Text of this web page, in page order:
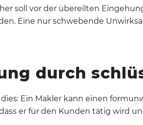
soll vor der übereilten
. Eine nur schwebende
durch
Ein Makler kann einen
er für den Kunden tätig wird